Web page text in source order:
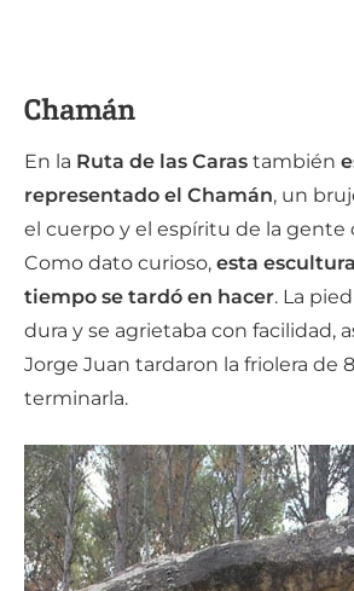
Chamán
En la Ruta de las Caras también
representado el Chamán, un
el cuerpo y el espíritu de la gente
Como dato curioso, esta
tiempo se tardó en hacer. La
dura y se agrietaba con facilidad,
Jorge Juan tardaron la friolera de
terminarla.